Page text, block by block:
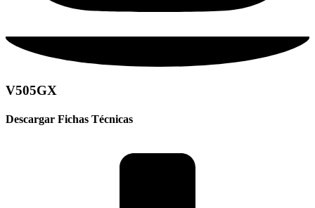
V505GX
Descargar Fichas Técnicas